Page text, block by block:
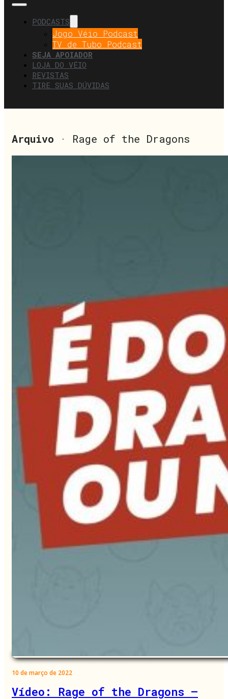
PODCASTS
Jogo Véio Podcast
TV de Tubo Podcast
SEJA APOIADOR
LOJA DO VÉIO
REVISTAS
TIRE SUAS DÚVIDAS
Arquivo · Rage of the Dragons
10 de março de 2022
Vídeo: Rage of the Dragons –